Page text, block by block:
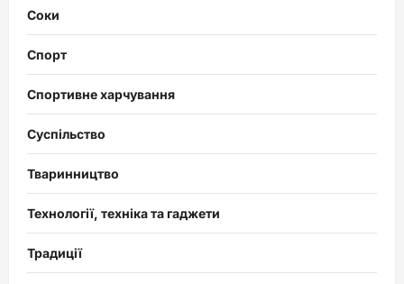
Соки
Спорт
Спортивне харчування
Суспільство
Тваринництво
Технології, техніка та гаджети
Традиції